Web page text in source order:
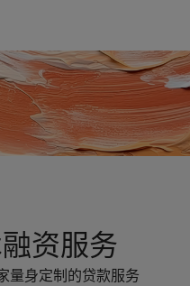
资服务
量身定制的贷款服务